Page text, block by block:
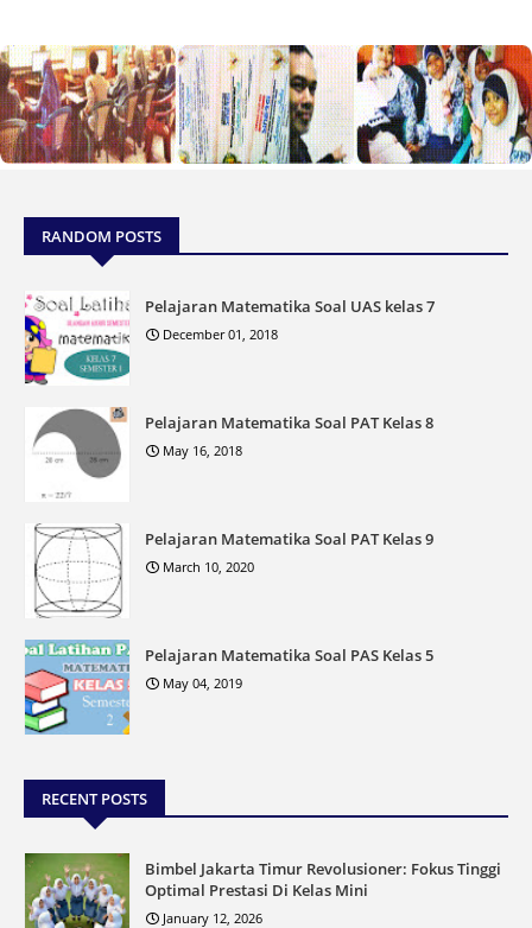
RANDOM POSTS
Pelajaran Matematika Soal UAS kelas 7
December 01, 2018
Pelajaran Matematika Soal PAT Kelas 8
May 16, 2018
Pelajaran Matematika Soal PAT Kelas 9
March 10, 2020
Pelajaran Matematika Soal PAS Kelas 5
May 04, 2019
RECENT POSTS
Bimbel Jakarta Timur Revolusioner: Fokus Tinggi
Optimal Prestasi Di Kelas Mini
January 12, 2026